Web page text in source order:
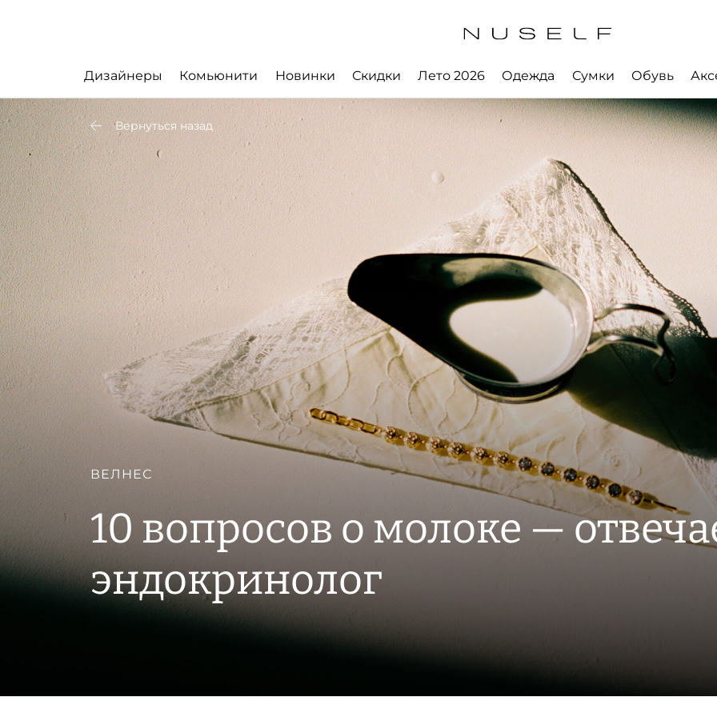
Дизайнеры Комьюнити Новинки Скидки Лето 2026 Одежда Сумки Обувь
Вернуться назад
ВЕЛНЕС
10 вопросов о молоке —
эндокринолог